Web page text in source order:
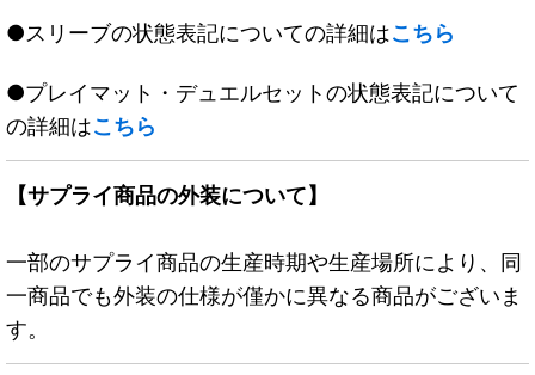
●スリーブの状態表記についての詳細はこちら
●プレイマット・デュエルセットの状態表記について
の詳細はこちら
【サプライ商品の外装について】
一部のサプライ商品の生産時期や生産場所により、同
一商品でも外装の仕様が僅かに異なる商品がございま
す。